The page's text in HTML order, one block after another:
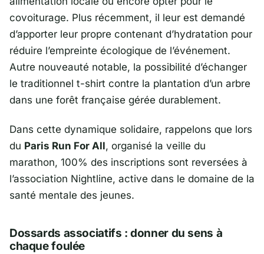
covoiturage. Plus récemment, il leur est demandé
d’apporter leur propre contenant d’hydratation pour
réduire l’empreinte écologique de l’événement.
Autre nouveauté notable, la possibilité d’échanger
le traditionnel t-shirt contre la plantation d’un arbre
dans une forêt française gérée durablement.
Dans cette dynamique solidaire, rappelons que lors
du Paris Run For All, organisé la veille du
marathon, 100% des inscriptions sont reversées à
l’association Nightline, active dans le domaine de la
santé mentale des jeunes.
Dossards associatifs : donner du sens à
chaque foulée